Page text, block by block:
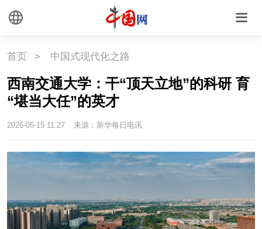
首页 > 中国式现代化之路
西南交通大学：干“顶天立地”的科研 育
“堪当大任”的英才
2026-05-15 11:27 来源：新华每日电讯